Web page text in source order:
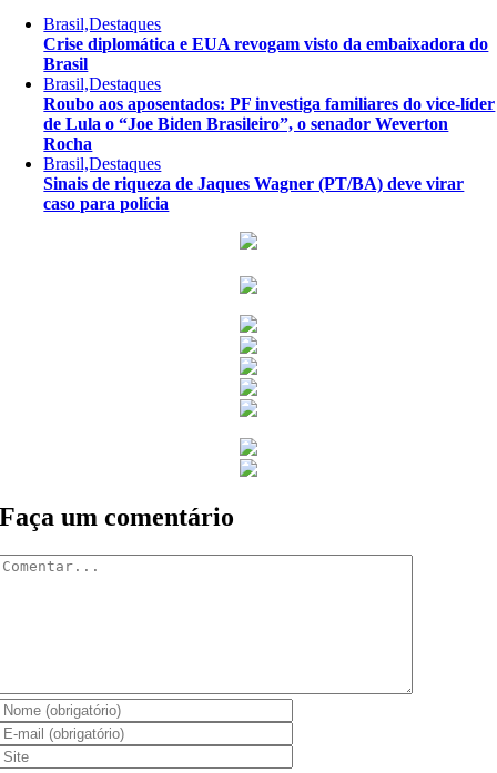
Brasil,Destaques
Crise diplomática e EUA revogam visto da embaixadora do
Brasil
Brasil,Destaques
Roubo aos aposentados: PF investiga familiares do vice-líder
de Lula o “Joe Biden Brasileiro”, o senador Weverton
Rocha
Brasil,Destaques
Sinais de riqueza de Jaques Wagner (PT/BA) deve virar
caso para polícia
Faça um comentário